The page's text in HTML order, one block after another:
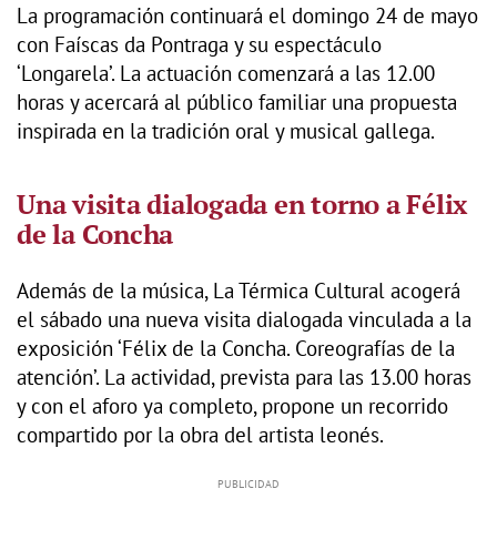
La programación continuará el domingo 24 de mayo
con Faíscas da Pontraga y su espectáculo
‘Longarela’. La actuación comenzará a las 12.00
horas y acercará al público familiar una propuesta
inspirada en la tradición oral y musical gallega.
Una visita dialogada en torno a Félix
de la Concha
Además de la música, La Térmica Cultural acogerá
el sábado una nueva visita dialogada vinculada a la
exposición ‘Félix de la Concha. Coreografías de la
atención’. La actividad, prevista para las 13.00 horas
y con el aforo ya completo, propone un recorrido
compartido por la obra del artista leonés.